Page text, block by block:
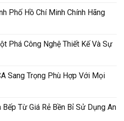
Phố Hồ Chí Minh Chính Hãng
Phá Công Nghệ Thiết Kế Và Sự
Sang Trọng Phù Hợp Với Mọi
Bếp Từ Giá Rẻ Bền Bỉ Sử Dụng An